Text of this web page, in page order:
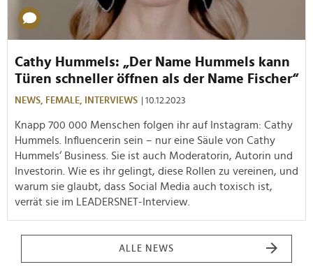
Cathy Hummels: „Der Name Hummels kann
Türen schneller öffnen als der Name Fischer“
NEWS, FEMALE, INTERVIEWS | 10.12.2023
Knapp 700 000 Menschen folgen ihr auf Instagram: Cathy
Hummels. Influencerin sein – nur eine Säule von Cathy
Hummels‘ Business. Sie ist auch Moderatorin, Autorin und
Investorin. Wie es ihr gelingt, diese Rollen zu vereinen, und
warum sie glaubt, dass Social Media auch toxisch ist,
verrät sie im LEADERSNET-Interview.
ALLE NEWS